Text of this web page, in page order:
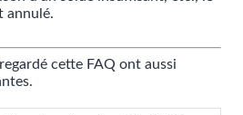
annulé.
cette FAQ ont aussi